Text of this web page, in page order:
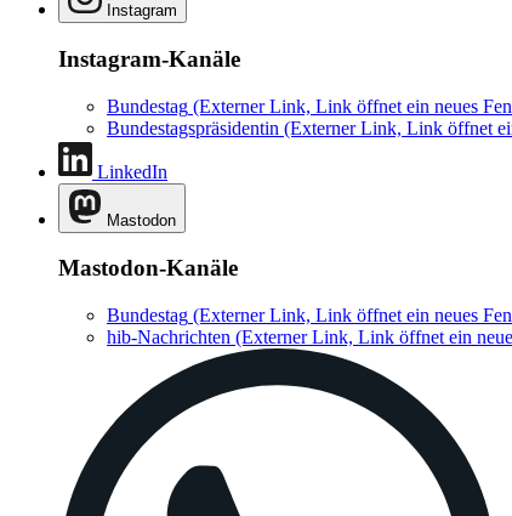
Instagram
Instagram-Kanäle
Bundestag (Externer Link, Link öffnet ein neues
Bundestagspräsidentin (Externer Link, Link öffnet
LinkedIn
Mastodon
Mastodon-Kanäle
Bundestag (Externer Link, Link öffnet ein neues
hib-Nachrichten (Externer Link, Link öffnet ein